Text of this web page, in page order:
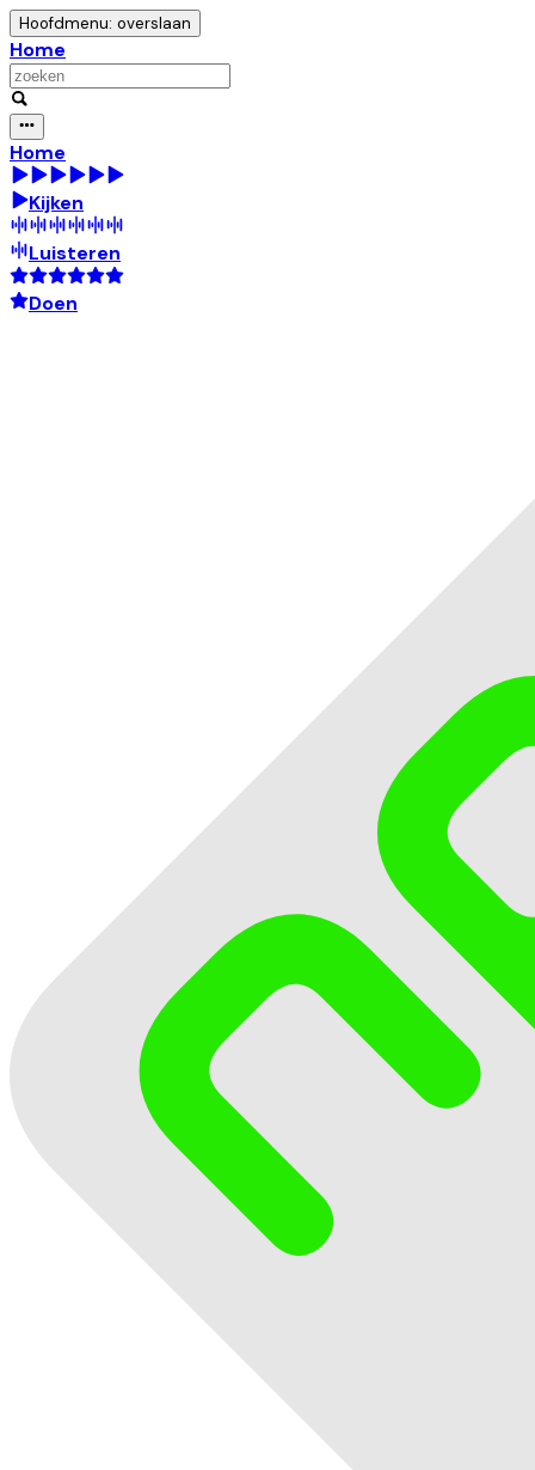
Hoofdmenu: overslaan
Home
Home
Kijken
Luisteren
Doen